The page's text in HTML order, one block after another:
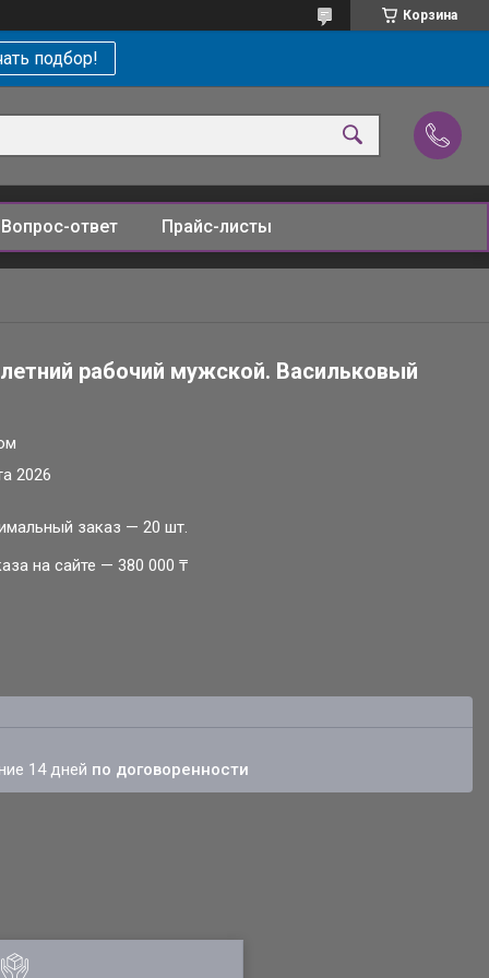
Корзина
подбор!
Вопрос-ответ Прайс-листы
рабочий мужской. Васильковый
2026
заказ — 20 шт.
на сайте — 380 000 ₸
14 дней по договоренности